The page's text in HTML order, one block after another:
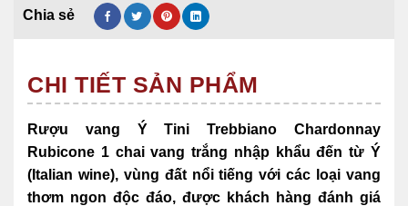
CHI TIẾT SẢN PHẨM
Rượu vang Ý Tini Trebbiano Chardonnay
Rubicone 1 chai vang trắng nhập khẩu đến từ Ý
(Italian wine),vùng đất nổi tiếng với các loại vang
thơm ngon độc đáo, được khách hàng đánh giá